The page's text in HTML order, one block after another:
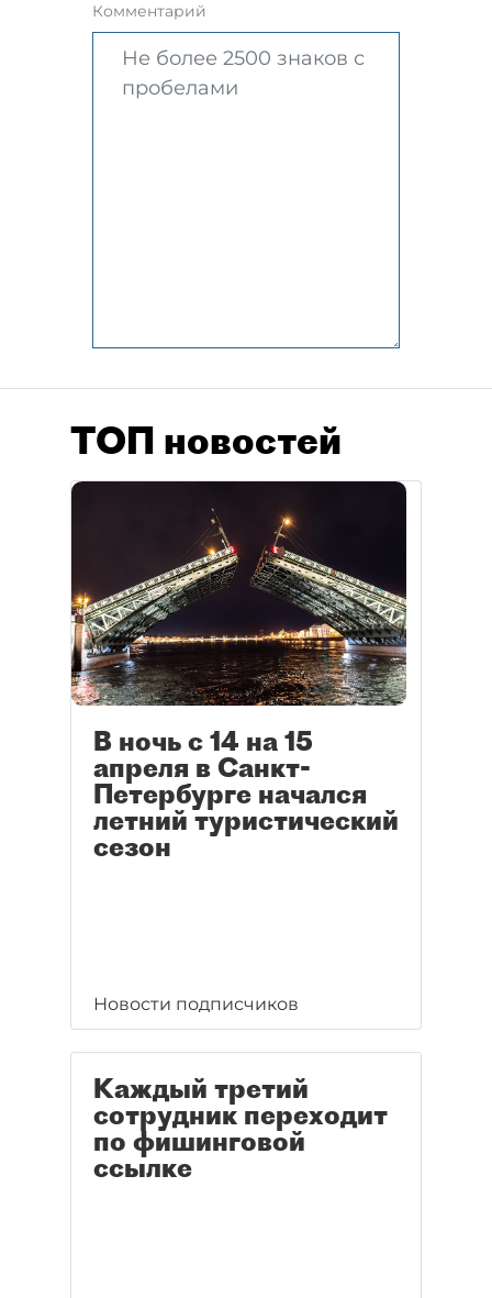
Комментарий
ТОП новостей
В ночь с 14 на 15
апреля в Санкт-
Петербурге начался
летний туристический
сезон
Новости подписчиков
Каждый третий
сотрудник переходит
по фишинговой
ссылке